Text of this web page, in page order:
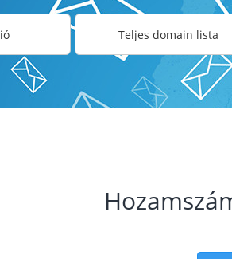
Teljes domain lista